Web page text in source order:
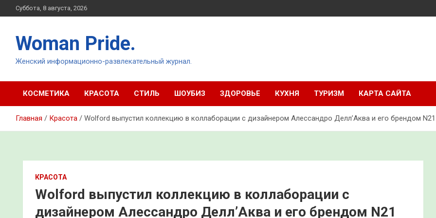
Перейти
к
Суббота, 8 августа, 2026
Woman Pride.
Женский информационно-развлекательный журнал.
КОСМЕТИКА КРАСОТА СТИЛЬ ШОУБИЗ ЗДОРОВЬЕ КУХНЯ ТУРИЗМ КАРТА САЙТА
Главная Красота Wolford выпустил коллекцию в коллаборации с дизайнером Алессандро Делл’Аква и его брендом N21
КРАСОТА
Wolford выпустил коллекцию в коллаборации с
дизайнером Алессандро Делл’Аква и его брендом N21